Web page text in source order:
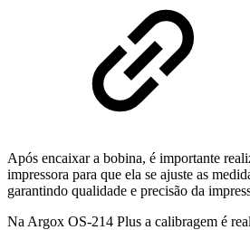
Após encaixar a bobina, é importante
impressora para que ela se ajuste as
garantindo qualidade e precisão da
Na Argox OS-214 Plus a calibragem é